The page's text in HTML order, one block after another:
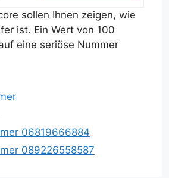
sollen Ihnen zeigen, wie
ist. Ein Wert von 100
eine seriöse Nummer
06819666884
089226558587